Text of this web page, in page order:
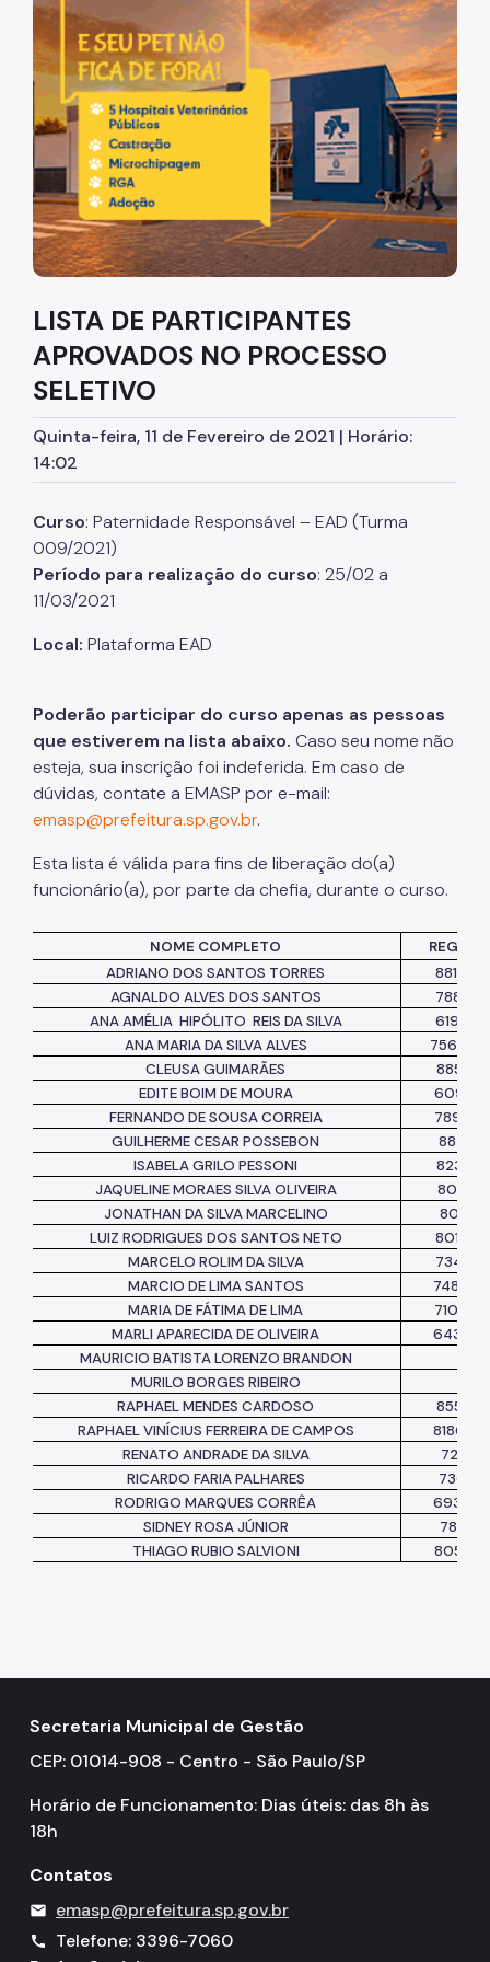
Diretrizes Institucionais
Organização
Legislação
Orientações
Infraestrutura
Agendamento de Salas
Dúvidas Frequentes
Formações da EMASP
Formações Oferecidas
Inscrições Abertas
Como se Inscrever
Listas de Seleção
Educadores
Dicas e Orientações
Solicitação de Turmas
Notícias
Colegiado das Escolas de Governo
LISTA DE PARTICIPANTES
APROVADOS NO PROCESSO
SELETIVO
Quinta-feira, 11 de Fevereiro de 2021 | Horário:
14:02
Curso: Paternidade Responsável – EAD (Turma
009/2021)
Período para realização do curso: 25/02 a
11/03/2021
Local: Plataforma EAD
Poderão participar do curso apenas as pessoas
que estiverem na lista abaixo. Caso seu nome não
esteja, sua inscrição foi indeferida. Em caso de
dúvidas, contate a EMASP por e-mail:
emasp@prefeitura.sp.gov.br.
Esta lista é válida para fins de liberação do(a)
funcionário(a), por parte da chefia, durante o curso.
NOME COMPLETO
ADRIANO DOSSANTOS TORRES
AGNALDO ALVES DOS SANTOS
ANA AMÉLIA HIPÓLITO REIS DA SILVA
ANA MARIA DA SILVA ALVES
CLEUSA GUIMARÃES
EDITE BOIM DE MOURA
FERNANDO DE SOUSA CORREIA
GUILHERME CESAR POSSEBON
ISABELA GRILO PESSONI
JAQUELINE MORAES SILVA OLIVEIRA
JONATHAN DA SILVA MARCELINO
8018511
LUIZ RODRIGUES DOS SANTOS NETO
MARCELO ROLIM DA SILVA
MARCIO DE LIMA SANTOS
MARIA DE FÁTIMA DE LIMA
MARLI APARECIDA DE OLIVEIRA
MAURICIO BATISTA LORENZO BRANDON
MURILO BORGES RIBEIRO
RAPHAEL MENDES CARDOSO
RAPHAEL VINÍCIUS FERREIRA DE CAMPOS
RENATO ANDRADE DA SILVA
7211813
RICARDO FARIA PALHARES
RODRIGO MARQUES CORRÊA
SIDNEY ROSA JÚNIOR
7881011
THIAGO RUBIO SALVIONI
Secretaria Municipal de Gestão
CEP: 01014-908 - Centro - São Paulo/SP
Horário de Funcionamento: Dias úteis: das 8h às
18h
Contatos
mail emasp@prefeitura.sp.gov.br
call
Telefone: 3396-7060